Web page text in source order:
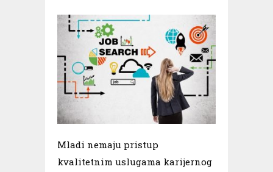
Mladi nemaju pristup
kvalitetnim uslugama karijernog